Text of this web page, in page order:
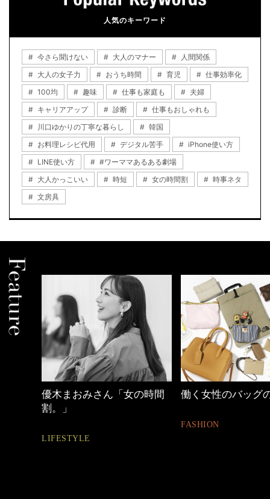
人気のキーワード
今さら聞けない 大人のマナー
人間関係
大人の女子力
おうち時間 育児
仕事効率化
100均
趣味 仕事も家庭も
夫婦
キャリアアップ
診断
仕事もおしゃれも
川口ゆかりの丁寧な暮らし
韓国
お料理レシピ代用
デジタル苦手
iPhone使い方
LINE使い方
#ワーママあるある劇場
大人かっこいい
時短 女の時間割
時事ネタ
文房具
働く女性のバッグの中身 40代の小顔メイク
BEAUTY